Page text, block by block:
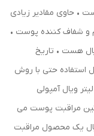
• حاوی مقادیر زیادی
و شفاف کننده پوست •
• این پک شامل 20عدد ویال هست • تاریخ
• قابل استفاده حتی با روش
• حجم هر ویال:2میلی لیتر ویال آمپولی
مراقبت پوست می
یک محصول مراقبت